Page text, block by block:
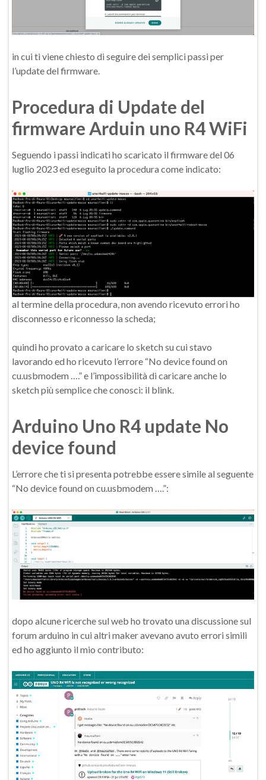
in cui ti viene chiesto di seguire dei semplici passi per
l’update del firmware.
Procedura di Update del
firmware Arduin uno R4 WiFi
Seguendo i passi indicati ho scaricato il firmware del 06
luglio 2023 ed eseguito la procedura come indicato:
al termine della procedura, non avendo ricevuto errori ho
disconnesso e riconnesso la scheda;
quindi ho provato a caricare lo sketch su cui stavo
lavorando ed ho ricevuto l’errore “No device found on
cu.usbmodem ….” e l’impossibilità di caricare anche lo
sketch più semplice che conosci: il blink.
Arduino Uno R4 update No
device found
L’errore che ti si presenta potrebbe essere simile al seguente
“No device found on cu.usbmodem ….”:
dopo alcune ricerche sul web ho trovato una discussione sul
forum arduino in cui altri maker avevano avuto errori simili
ed ho aggiunto il mio contributo: